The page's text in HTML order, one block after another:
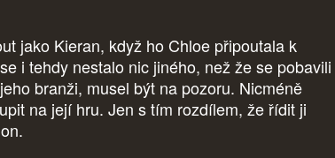
jako Kieran, když ho Chloe připoutala k
i tehdy nestalo nic jiného, než že se pobavili
branži, musel být na pozoru. Nicméně
na její hru. Jen s tím rozdílem, že řídit ji